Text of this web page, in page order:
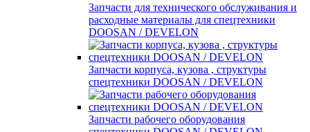
Запчасти для технического обслуживания и
расходные материалы для спецтехники
DOOSAN / DEVELON
Запчасти корпуса, кузова , структуры
спецтехники DOOSAN / DEVELON
Запчасти рабочего оборудования